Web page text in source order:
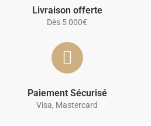
Livraison offerte
Dès 5 000€
Paiement Sécurisé
Visa, Mastercard